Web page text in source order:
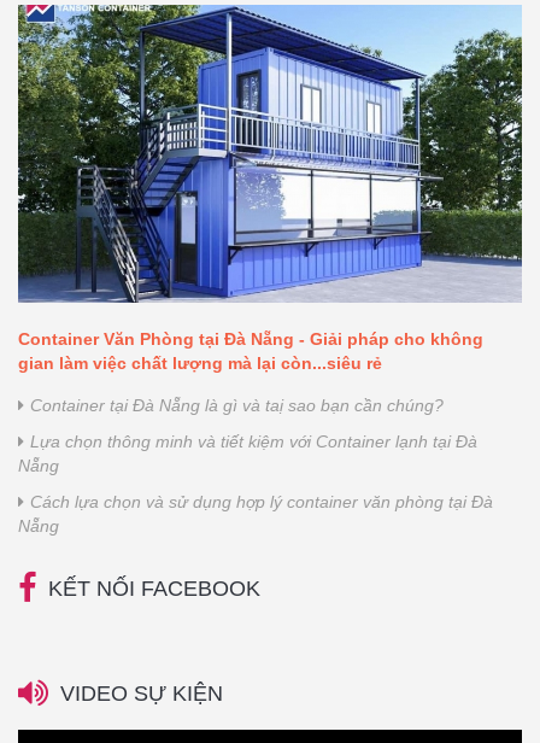
Container Văn Phòng tại Đà Nẵng - Giải pháp cho không
gian làm việc chất lượng mà lại còn...siêu rẻ
Container tại Đà Nẵng là gì và taị sao bạn cần chúng?
Lựa chọn thông minh và tiết kiệm với Container lạnh tại Đà
Nẵng
Cách lựa chọn và sử dụng hợp lý container văn phòng tại Đà
Nẵng
KẾT NỐI FACEBOOK
VIDEO SỰ KIỆN